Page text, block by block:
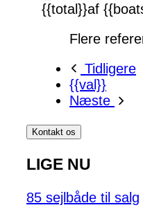
{{total}}af
Flere
Tidligere
{{val}}
Næste
Kontakt os
LIGE NU
85 sejlbåde til salg